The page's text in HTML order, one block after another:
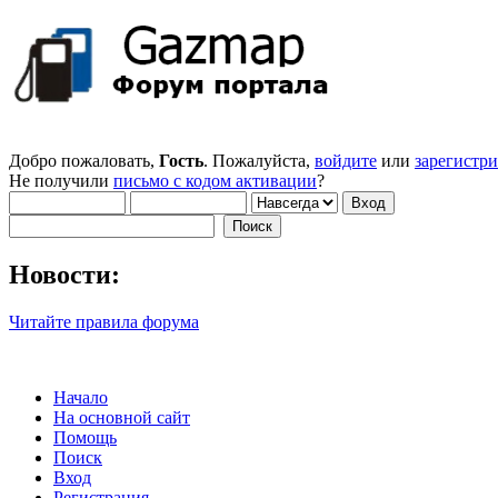
Добро пожаловать, Гость. Пожалуйста, войдите или
Не получили письмо с кодом активации?
Новости:
Читайте правила форума
Начало
На основной сайт
Помощь
Поиск
Вход